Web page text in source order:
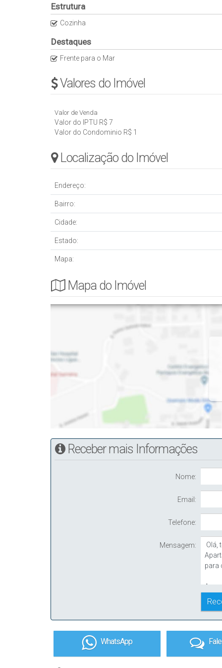
Estrutura
Cozinha
Destaques
Frente para o Mar
Valores do Imóvel
Valor de Venda
Valor do IPTU R$ 7
Valor do Condominio R$ 1
Localização do Imóvel
Endereço:
Bairro:
Cidade:
Estado:
Mapa:
Mapa do Imóvel
Receber mais Informações
Nome:
Email:
Telefone:
Mensagem:
WhatsApp